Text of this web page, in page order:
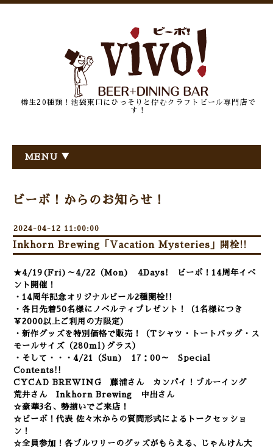
樽生20種類！池袋東口にひっそりと佇むクラフトビール専門店で
す！
MENU ▼
ビーボ！からのお知らせ！
2024-04-12 11:00:00
Inkhorn Brewing「Vacation Mysteries」開栓!!
★4/19(Fri)～4/22（Mon) 4Days! ビーボ！14周年イベ
ント開催！
・14周年記念オリジナルビール2種開栓!!
・ 各日先着50名様にノベルティプレゼント！（1名様につき
￥2000以上ご利用の方限定）
・新作グッズを特別価格で販売！（Tシャツ・トートバッグ・ス
モールサイズ（280ml)グラス）
・そして・・・ 4/21（Sun) 17：00～ Special
Contents!!
CYCAD BREWING 藤浦さん
カンパイ！ブルーイング
荒井さん Inkhorn Brewing 中出さん
☆豪華3名、勢揃いでご来店！
☆ビーボ！代表 佐々木からの質問形式によるトークセッショ
ン！
☆全員参加！各ブルワリーのグッズがもらえる、じゃんけん大